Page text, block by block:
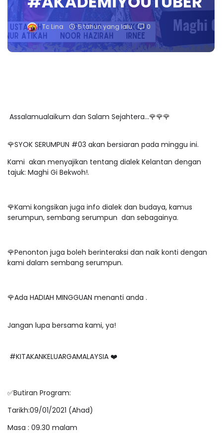
Tc Lina 5 tahun yang lalu 0
Assalamualaikum dan Salam Sejahtera...🌹🌹🌹
🌹SYOK SERUMPUN #03 akan bersiaran pada minggu ini.
Kami akan menyajikan tentang dialek Kelantan dengan
tajuk: Maghi Gi Bekwoh!.
🌹Kami kongsikan juga info dialek dan budaya, kamus
serumpun, sembang serumpun dan sebagainya.
🌹Penonton juga boleh berinteraksi dan naik konti dengan
kami dalam sembang serumpun.
🌹Ada HADIAH MINGGUAN menanti anda .
Jangan lupa bersama kami, ya!
#KITAKANKELUARGAMALAYSIA ❤️
✅Butiran Program:
Tarikh:09/01/2021 (Ahad)
Masa : 09.30 malam